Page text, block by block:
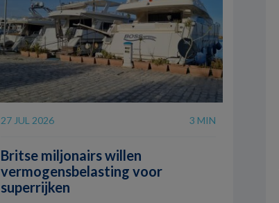
27 JUL 2026 3 MIN
Britse miljonairs willen
vermogensbelasting voor
superrijken